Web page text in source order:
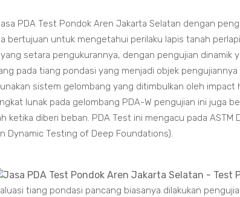
PDA Test Pondok Aren Jakarta Selatan dengan
bertujuan untuk mengetahui perilaku lapis tanah
setara pengukurannya, dengan pengujian dinamik
pada tiang pondasi yang menjadi objek
sistem gelombang yang ditimbulkan oleh impact
lunak pada gelombang PDA-W pengujian ini juga
ketika diberi beban. PDA Test ini mengacu pada ASTM
Dynamic Testing of Deep Foundations).
tiang pondasi pancang biasanya dilakukan